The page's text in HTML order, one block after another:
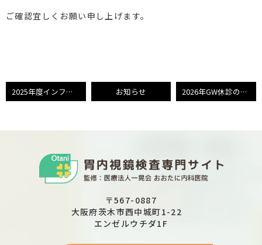
ご確認宜しくお願い申し上げます。
2025年度インフルエンザワクチンのネット受付について お知らせ 2026年GW休診のお知らせ
〒567-0887
大阪府茨木市西中城町1-22
エンゼルウチダ1F